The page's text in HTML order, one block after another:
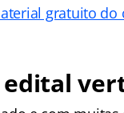
gratuito do
edital